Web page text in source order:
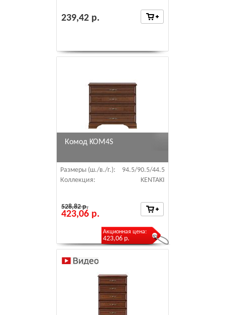
239,42 р.
Акционная цена:
423,06 р.
Комод KOM4S
Размеры (ш./в./г.):
94.5/90.5/44.5
Коллекция:
KENTAKI
528,82 р.
423,06 р.